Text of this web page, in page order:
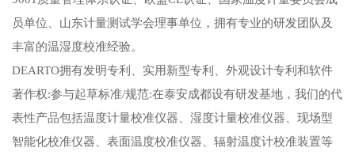
员单位、山东计量测试学会理事单位，拥有专业的研发团队及
丰富的温湿度校准经验。
DEARTO拥有发明专利、实用新型专利、外观设计专利和软件
著作权:参与起草标准/规范:在泰安成都设有研发基地，我们的代
表性产品包括温度计量校准仪器、湿度计量校准仪器、现场型
智能化校准仪器、表面温度校准仪器、辐射温度计校准装置等